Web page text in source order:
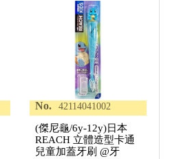
No. 42114041002
(傑尼龜/6y-12y)日本
REACH 立體造型卡通
兒童加蓋牙刷 @牙